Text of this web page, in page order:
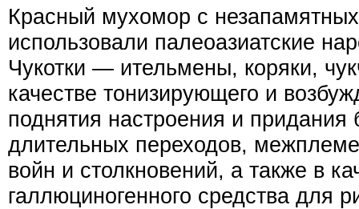
Красный мухомор с
использовали палеоазиатские
Чукотки — ительмены, коряки,
качестве тонизирующего и
поднятия настроения и придания
длительных переходов,
войн и столкновений, а также в
галлюциногенного средства для